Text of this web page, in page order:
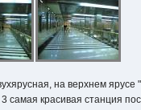
на верхнем ярусе
самая красивая станция